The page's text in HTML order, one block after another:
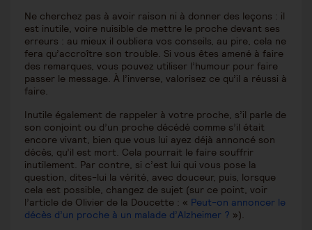
Ne cherchez pas à avoir raison ni à donner des leçons : il
est inutile, voire nuisible de mettre le proche devant ses
erreurs : au mieux il oubliera vos conseils, au pire, cela ne
fera qu’accroître son trouble. Si vous êtes amené à faire
des remarques, vous pouvez utiliser l’humour pour faire
passer le message. À l’inverse, valorisez ce qu’il a réussi à
faire.
Inutile également de rappeler à votre proche, s’il parle de
son conjoint ou d’un proche décédé comme s’il était
encore vivant, bien que vous lui ayez déjà annoncé son
décès, qu’il est mort. Cela pourrait le faire souffrir
inutilement. Par contre, si c’est lui qui vous pose la
question, dites-lui la vérité, avec douceur, puis, lorsque
cela est possible, changez de sujet (sur ce point, voir
l’article de Olivier de la Doucette : « Peut-on annoncer le
décès d’un proche à un malade d’Alzheimer ? »).